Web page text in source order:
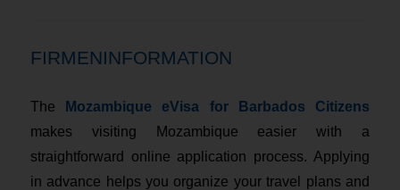
FIRMENINFORMATION
The Mozambique eVisa for Barbados Citizens
makes visiting Mozambique easier with a
straightforward online application process. Applying
in advance helps you organize your travel plans and